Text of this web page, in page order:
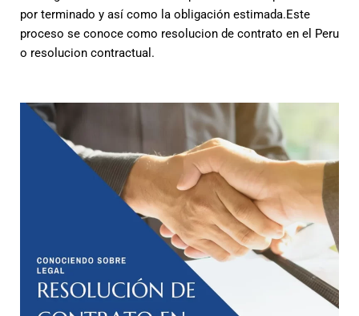
por terminado y así como la obligación estimada.Este
proceso se conoce como resolucion de contrato en el Peru
o resolucion contractual.